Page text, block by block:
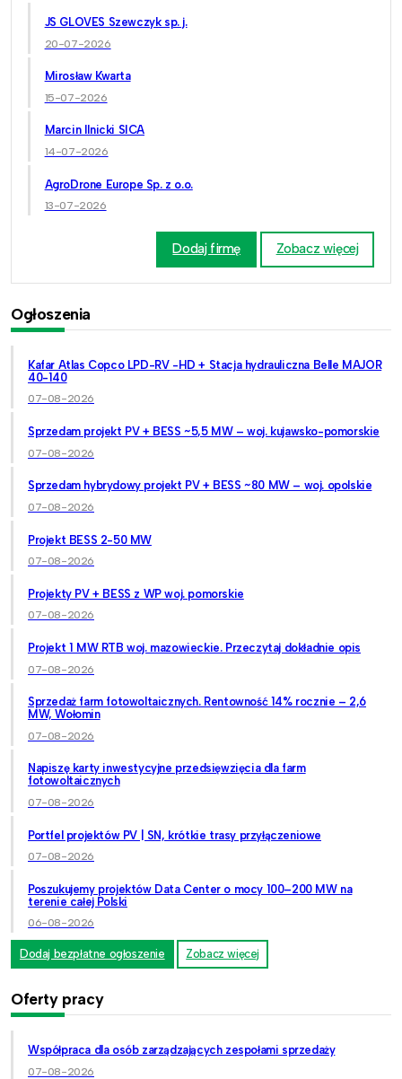
JS GLOVES Szewczyk sp. j.
20-07-2026
Mirosław Kwarta
15-07-2026
Marcin Ilnicki SICA
14-07-2026
AgroDrone Europe Sp. z o.o.
13-07-2026
Dodaj firmę Zobacz więcej
Ogłoszenia
Kafar Atlas Copco LPD-RV -HD + Stacja hydrauliczna Belle MAJOR
40-140
07-08-2026
Sprzedam projekt PV + BESS ~5,5 MW – woj. kujawsko-pomorskie
07-08-2026
Sprzedam hybrydowy projekt PV + BESS ~80 MW – woj. opolskie
07-08-2026
Projekt BESS 2-50 MW
07-08-2026
Projekty PV + BESS z WP woj. pomorskie
07-08-2026
Projekt 1 MW RTB woj. mazowieckie. Przeczytaj dokładnie opis
07-08-2026
Sprzedaż farm fotowoltaicznych. Rentowność 14% rocznie – 2,6
MW, Wołomin
07-08-2026
Napiszę karty inwestycyjne przedsięwzięcia dla farm
fotowoltaicznych
07-08-2026
Portfel projektów PV | SN, krótkie trasy przyłączeniowe
07-08-2026
Poszukujemy projektów Data Center o mocy 100–200 MW na
terenie całej Polski
06-08-2026
Dodaj bezpłatne ogłoszenie Zobacz więcej
Oferty pracy
Współpraca dla osób zarządzających zespołami sprzedaży
07-08-2026